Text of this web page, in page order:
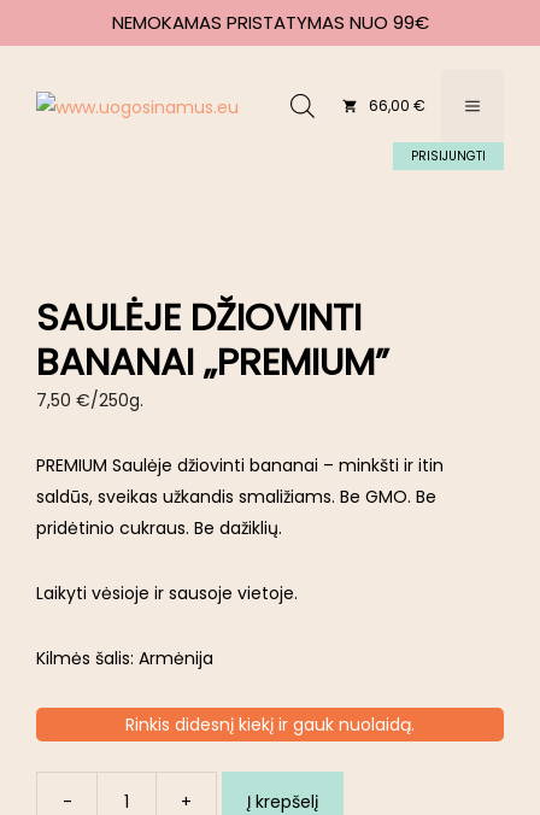
NEMOKAMAS PRISTATYMAS NUO 99€
66,00 €
PRISIJUNGTI
SAULĖJE DŽIOVINTI
BANANAI „PREMIUM”
7,50 €/250g.
PREMIUM Saulėje džiovinti bananai – minkšti ir itin
saldūs, sveikas užkandis smaližiams. Be GMO. Be
pridėtinio cukraus. Be dažiklių.
Laikyti vėsioje ir sausoje vietoje.
Kilmės šalis: Armėnija
Rinkis didesnį kiekį ir gauk nuolaidą.
- +
Į krepšelį